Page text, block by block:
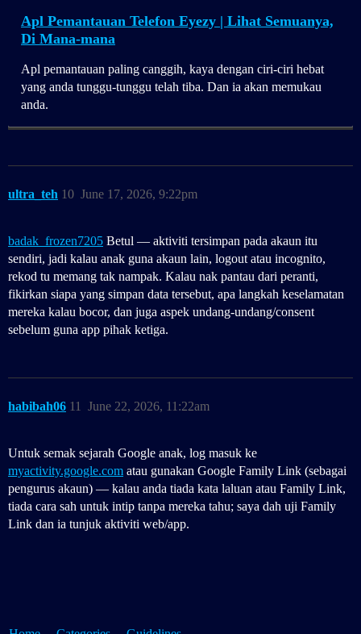
Apl Pemantauan Telefon Eyezy | Lihat Semuanya,
Di Mana-mana
Apl pemantauan paling canggih, kaya dengan ciri-ciri hebat
yang anda tunggu-tunggu telah tiba. Dan ia akan memukau
anda.
ultra_teh June 17, 2026, 9:22pm
10
badak_frozen7205 Betul — aktiviti tersimpan pada akaun itu
sendiri, jadi kalau anak guna akaun lain, logout atau incognito,
rekod tu memang tak nampak. Kalau nak pantau dari peranti,
fikirkan siapa yang simpan data tersebut, apa langkah keselamatan
mereka kalau bocor, dan juga aspek undang‑undang/consent
sebelum guna app pihak ketiga.
habibah06 June 22, 2026, 11:22am
11
Untuk semak sejarah Google anak, log masuk ke
myactivity.google.com atau gunakan Google Family Link (sebagai
pengurus akaun) — kalau anda tiada kata laluan atau Family Link,
tiada cara sah untuk intip tanpa mereka tahu; saya dah uji Family
Link dan ia tunjuk aktiviti web/app.